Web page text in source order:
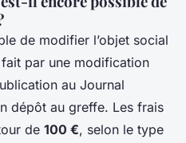
de modifier l’objet social
par une modification
au Journal
dépôt au greffe. Les frais
de 100 €, selon le type